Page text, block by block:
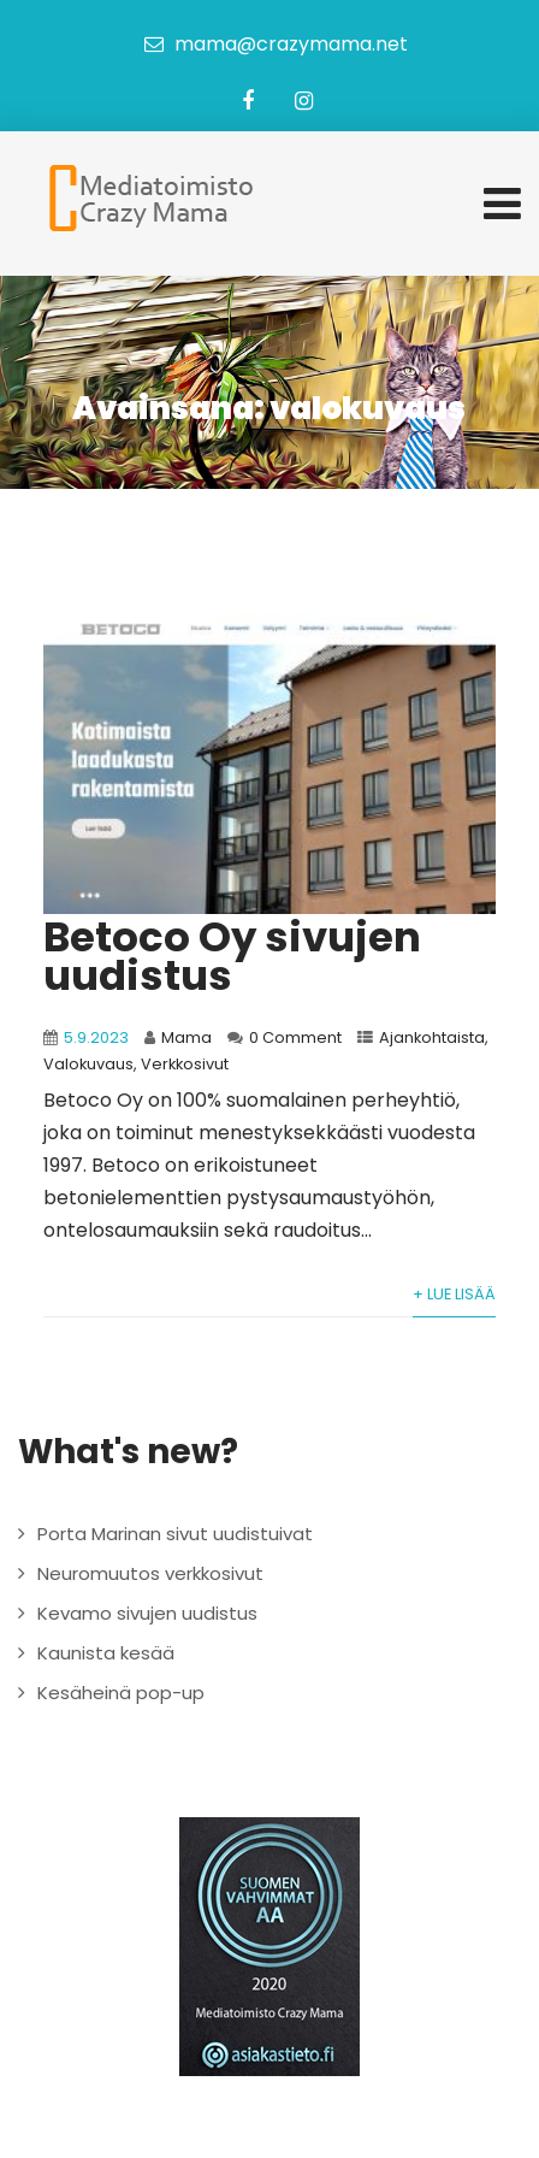
mama@crazymama.net
Avainsana:valokuvaus
Betoco Oy sivujen
uudistus
5.9.2023 Mama 0 Comment Ajankohtaista,
Valokuvaus, Verkkosivut
Betoco Oy on 100% suomalainen perheyhtiö,
joka on toiminut menestyksekkäästi vuodesta
1997. Betoco on erikoistuneet
betonielementtien pystysaumaustyöhön,
ontelosaumauksiin sekä raudoitus...
+ LUE LISÄÄ
What's new?
Porta Marinan sivut uudistuivat
Neuromuutos verkkosivut
Kevamo sivujen uudistus
Kaunista kesää
Kesäheinä pop-up